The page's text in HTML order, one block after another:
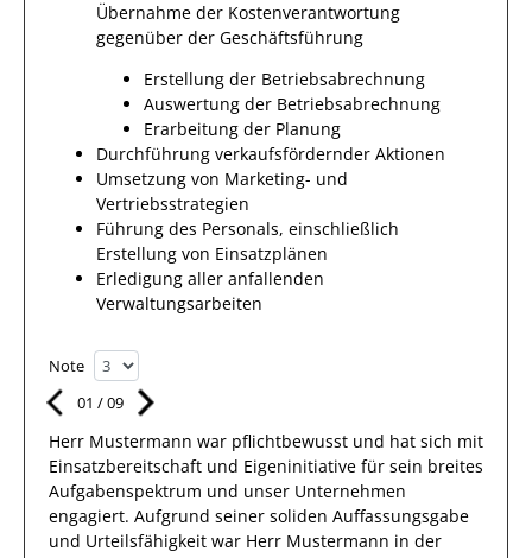
Übernahme der Kostenverantwortung
gegenüber der Geschäftsführung
Erstellung der Betriebsabrechnung
Auswertung der Betriebsabrechnung
Erarbeitung der Planung
Durchführung verkaufsfördernder Aktionen
Umsetzung von Marketing- und
Vertriebsstrategien
Führung des Personals, einschließlich
Erstellung von Einsatzplänen
Erledigung aller anfallenden
Verwaltungsarbeiten
Note
01 /09
Herr Mustermann war pflichtbewusst und hat sich mit
Einsatzbereitschaft und Eigeninitiative für sein breites
Aufgabenspektrum und unser Unternehmen
engagiert. Aufgrund seiner soliden Auffassungsgabe
und Urteilsfähigkeit war Herr Mustermann in der